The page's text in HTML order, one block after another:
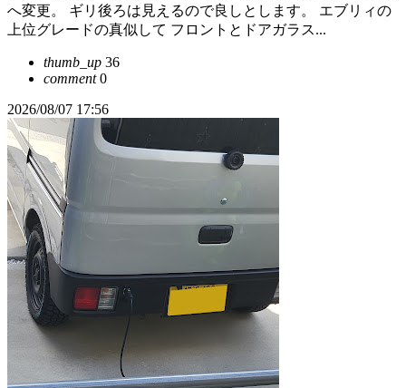
へ変更。 ギリ後ろは見えるので良しとします。 エブリィの
上位グレードの真似して フロントとドアガラス...
thumb_up 36
comment0
2026/08/07 17:56